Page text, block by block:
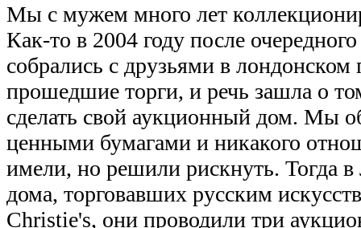
Мы с мужем много лет
Как-то в 2004 году после
собрались с друзьями в лондонском
прошедшие торги, и речь зашла о
сделать свой аукционный дом. Мы
ценными бумагами и никакого
имели, но решили рискнуть. Тогда
дома, торговавших русским
Christie's, они проводили три